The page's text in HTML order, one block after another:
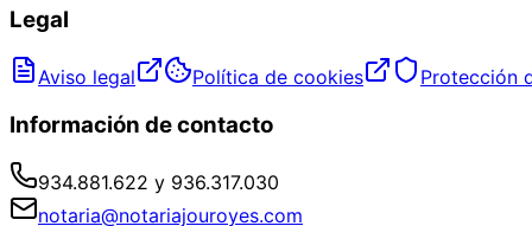
Legal
Aviso legal Política de cookies Protección
Información de contacto
934.881.622 y 936.317.030
notaria@notariajouroyes.com